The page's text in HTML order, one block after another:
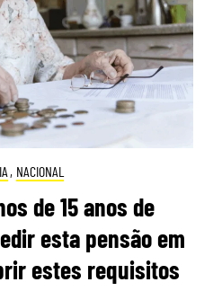
, NACIONAL
de 15 anos de
esta pensão em
estes requisitos